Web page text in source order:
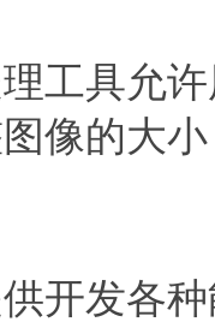
工具允
像的大
开发各